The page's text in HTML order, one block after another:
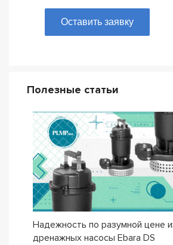
Оставить заявку
Полезные статьи
Надежность по разумной цене
дренажных насосы Ebara DS